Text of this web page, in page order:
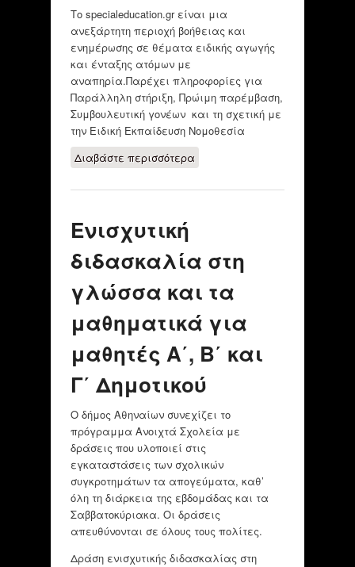
Το specialeducation.gr είναι μια
ανεξάρτητη περιοχή βοήθειας και
ενημέρωσης σε θέματα ειδικής αγωγής
και ένταξης ατόμων με
αναπηρία.Παρέχει πληροφορίες για
Παράλληλη στήριξη, Πρώιμη παρέμβαση,
Συμβουλευτική γονέων και τη σχετική με
την Ειδική Εκπαίδευση Νομοθεσία
Διαβάστε περισσότεραγια Ειδική
Ενισχυτική
διδασκαλία στη
γλώσσα και τα
μαθηματικά για
μαθητές Α΄, Β΄ και
Γ΄ Δημοτικού
Ο δήμος Αθηναίων συνεχίζει το
πρόγραμμα Ανοιχτά Σχολεία με
δράσεις που υλοποιεί στις
εγκαταστάσεις των σχολικών
συγκροτημάτων τα απογεύματα, καθ’
όλη τη διάρκεια της εβδομάδας και τα
Σαββατοκύριακα. Οι δράσεις
απευθύνονται σε όλους τους πολίτες.
Δράση ενισχυτικής διδασκαλίας στη